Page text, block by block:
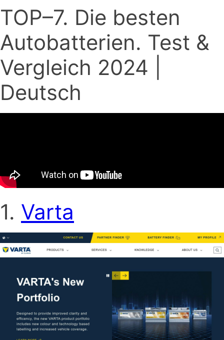
TOP–7. Die besten
Autobatterien. Test &
Vergleich 2024 |
Deutsch
1. Varta